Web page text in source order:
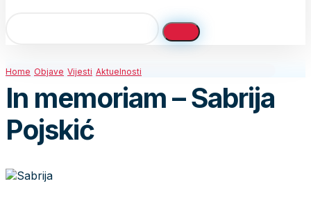
Home Objave Vijesti Aktuelnosti
In memoriam – Sabrija
Pojskić